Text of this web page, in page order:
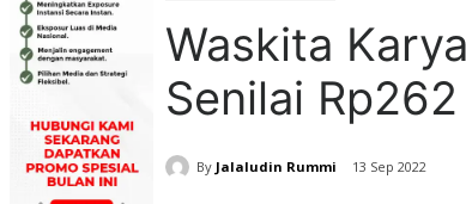
Waskita
Senilai
By Jalaludin Rummi 13 Sep 2022